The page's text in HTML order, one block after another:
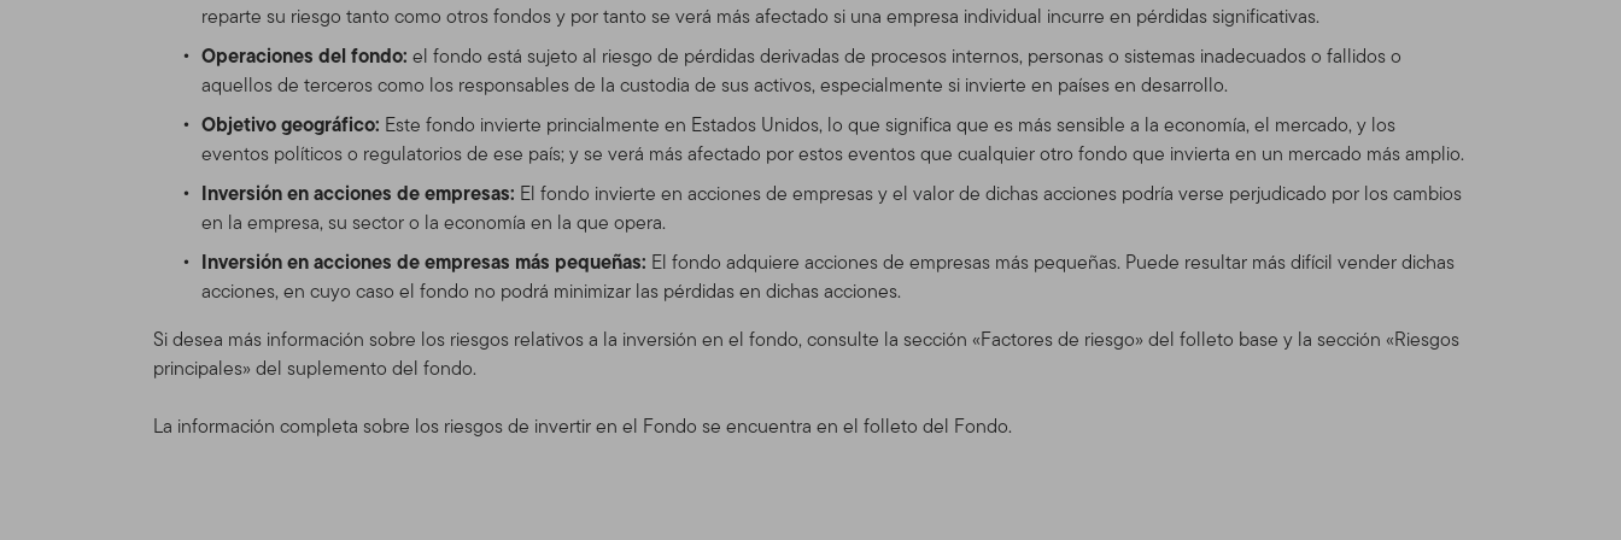
reparte su riesgo tanto como otros fondos y por tanto se verá más afectado si una empresa individual incurre en pérdidas significativas.
Operaciones del fondo: el fondo está sujeto al riesgo de pérdidas derivadas de procesos internos, personas o sistemas inadecuados o fallidos o
aquellos de terceros como los responsables de la custodia de sus activos, especialmente si invierte en países en desarrollo.
Objetivo geográfico: Este fondo invierte princialmente en Estados Unidos, lo que significa que es más sensible a la economía, el mercado, y los
eventos políticos o regulatorios de ese país; y se verá más afectado por estos eventos que cualquier otro fondo que invierta en un mercado más amplio.
Inversión en acciones de empresas: El fondo invierte en acciones de empresas y el valor de dichas acciones podría verse perjudicado por los cambios
en la empresa, su sector o la economía en la que opera.
Inversión en acciones de empresas más pequeñas: El fondo adquiere acciones de empresas más pequeñas. Puede resultar más difícil vender dichas
acciones, en cuyo caso el fondo no podrá minimizar las pérdidas en dichas acciones.
Si desea más información sobre los riesgos relativos a la inversión en el fondo, consulte la sección «Factores de riesgo» del folleto base y la sección «Riesgos
principales» del suplemento del fondo.
La información completa sobre los riesgos de invertir en el Fondo se encuentra en el folleto del Fondo.
herramientas e informaciones disponibles en el este Sitio. El uso que usted realice de este Sitio está regulado por la
versión de las Condiciones de Uso en vigor en la fecha en que usted accede al Sitio. Hacemos reserva del derecho de
cambiar el Sitio y las Condiciones de Uso en cualquier momento, sin aviso previo. La fecha de cualquier actualización
se mostrará en la Tabla de Contenidos. Si usted utiliza el Sitio después de que se han enviado las Condiciones de Uso
actualizadas, se verá sujeto a las Condiciones de Uso con la actualización.
Espónsor del Sitio
El Sitio se provee como un servicio y para propósitos informativos solamente, por Templeton Global Advisors
Distributors, Ltd. (“TGAL”) (En adelante, " TGAL" o "nosotros") –no está provisto por los fondos Franklin Templeton (en
adelante "Fondo(s)"). Franklin Resources, Inc. [NYSE: BEN] es una organización global de inversiones operando como
Franklin Templeton Investments. A través de varias entidades, Franklin Templeton Investments provee servicios de
inversión, de accionista y de distribución tanto globales como en Estados Unidos a los Fondos Franklin, Templeton y